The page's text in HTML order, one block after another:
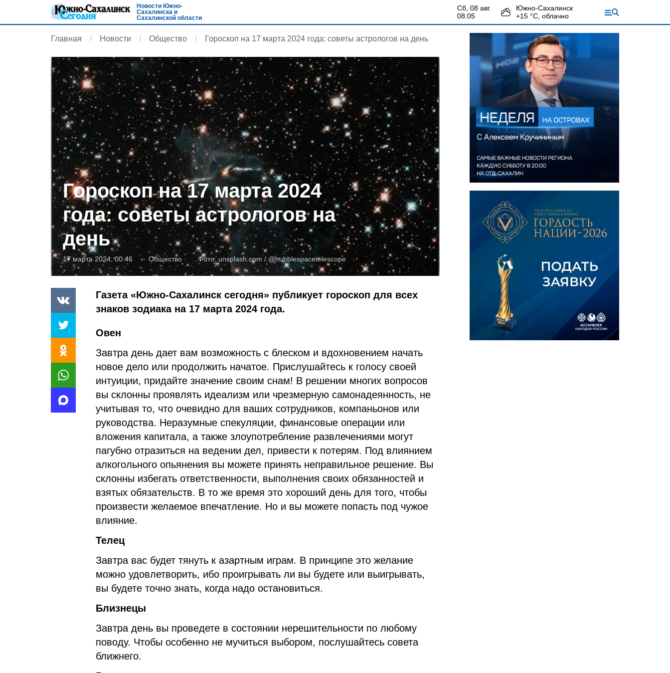
Новости Южно-
Сахалинска и
Сахалинской области
сб, 08 авг.
08:05
Южно-Сахалинск
+15 °С, облачно
Главная Новости Общество Гороскоп на 17 марта 2024 года: советы астрологов на день
Гороскоп на 17 марта 2024
года: советы астрологов на
день
17 марта 2024, 00:46 Общество Фото:unsplash.com / @hubblespacetelescope
Газета «Южно-Сахалинск сегодня» публикует гороскоп для всех
знаков зодиака на 17 марта 2024 года.
Овен
Завтра день дает вам возможность с блеском и вдохновением начать
новое дело или продолжить начатое. Прислушайтесь к голосу своей
интуиции, придайте значение своим снам! В решении многих вопросов
вы склонны проявлять идеализм или чрезмерную самонадеянность, не
учитывая то, что очевидно для ваших сотрудников, компаньонов или
руководства. Неразумные спекуляции, финансовые операции или
вложения капитала, а также злоупотребление развлечениями могут
пагубно отразиться на ведении дел, привести к потерям. Под влиянием
алкогольного опьянения вы можете принять неправильное решение. Вы
склонны избегать ответственности, выполнения своих обязанностей и
взятых обязательств. В то же время это хороший день для того, чтобы
произвести желаемое впечатление. Но и вы можете попасть под чужое
влияние.
Телец
Завтра вас будет тянуть к азартным играм. В принципе это желание
можно удовлетворить, ибо проигрывать ли вы будете или выигрывать,
вы будете точно знать, когда надо остановиться.
Близнецы
Завтра день вы проведете в состоянии нерешительности по любому
поводу. Чтобы особенно не мучиться выбором, послушайтесь совета
ближнего.